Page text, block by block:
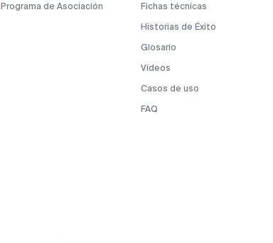
Programa de Asociación Fichas técnicas
Historias de Éxito
Glosario
Vídeos
Casos de uso
FAQ